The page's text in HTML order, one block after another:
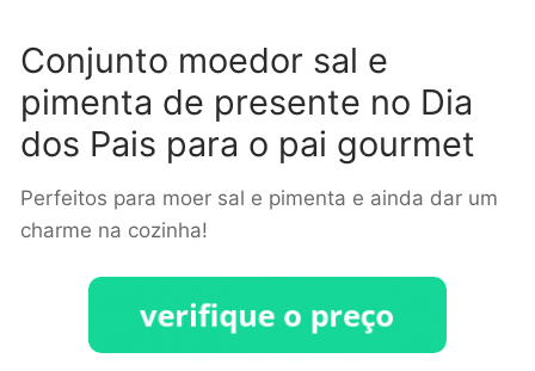
Conjunto moedor sal e
pimenta de presente no Dia
dos Pais para o pai gourmet
Perfeitos para moer sal e pimenta e ainda dar um
charme na cozinha!